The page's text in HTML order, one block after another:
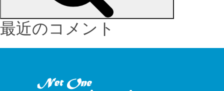
最近のコメント